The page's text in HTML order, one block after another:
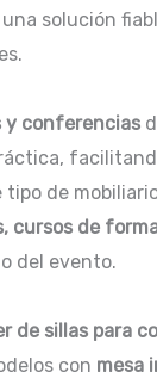
solución
y conferencias
de
cursos de
del evento.
de sillas para
con mesa